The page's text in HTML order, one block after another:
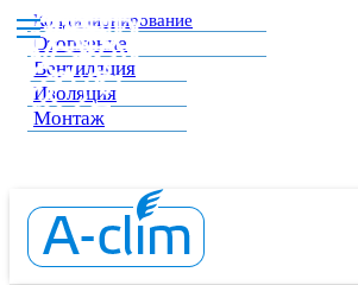
Кондиционирование
Отопление
Вентиляция
Изоляция
Монтаж